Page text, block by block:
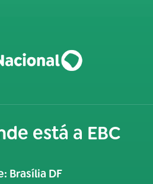
está a EBC
Brasília DF